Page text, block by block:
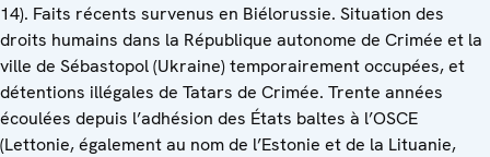
14). Faits récents survenus en Biélorussie. Situation des
droits humains dans la République autonome de Crimée et la
ville de Sébastopol (Ukraine) temporairement occupées, et
détentions illégales de Tatars de Crimée. Trente années
écoulées depuis l’adhésion des États baltes à l’OSCE
(Lettonie, également au nom de l’Estonie et de la Lituanie,